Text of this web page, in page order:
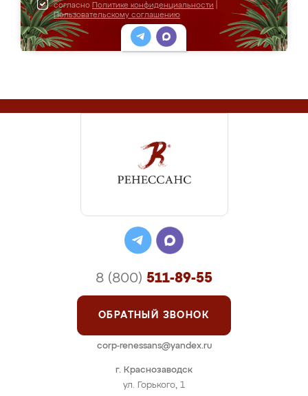
согласно Политике конфиденциальности
Пользовательскому соглашению
г. Краснозаводск
ул. Горького, 1
8 (800) 511-89-55
ОБРАТНЫЙ ЗВОНОК
corp-renessans@yandex.ru